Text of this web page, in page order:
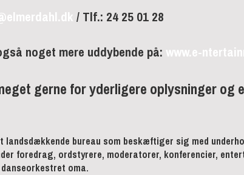
/ Tlf.: 24 25 01 28
noget mere uddybende på: www.e-
gerne for yderligere oplysninger og
landsdækkende bureau som beskæftiger sig med
foredrag, ordstyrere, moderatorer, konferencier,
oma.